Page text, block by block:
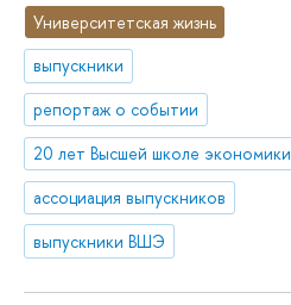
Университетская жизнь
выпускники
репортаж о событии
20 лет Высшей школе экономики
ассоциация выпускников
выпускники ВШЭ